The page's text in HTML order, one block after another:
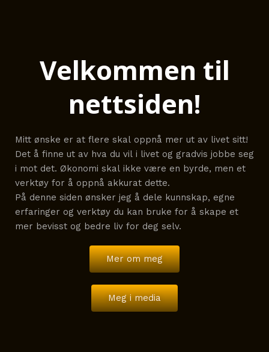
Velkommen til
nettsiden!
Mitt ønske er at flere skal oppnå mer ut av livet sitt!
Det å finne ut av hva du vil i livet og gradvis jobbe seg
i mot det. Økonomi skal ikke være en byrde, men et
verktøy for å oppnå akkurat dette.
På denne siden ønsker jeg å dele kunnskap, egne
erfaringer og verktøy du kan bruke for å skape et
mer bevisst og bedre liv for deg selv.
Mer om meg
Meg i media